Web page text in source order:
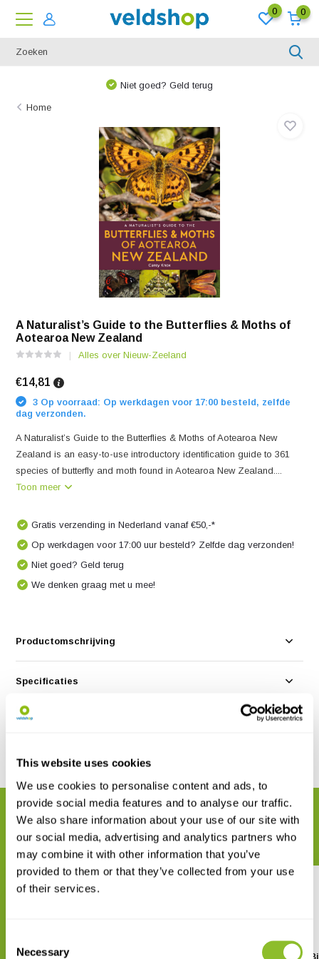
This website uses cookies
We use cookies to personalise content and ads, to
provide social media features and to analyse our traffic.
We also share information about your use of our site with
our social media, advertising and analytics partners who
may combine it with other information that you’ve
provided to them or that they’ve collected from your use
of their services.
Selection
Necessary
0 0
Niet goed? Geld terug
Home
A Naturalist’s Guide to the Butterflies & Moths of
Aotearoa New Zealand
Alles over Nieuw-Zeeland
€14,81
3 Op voorraad: Op werkdagen voor 17:00 besteld, zelfde
dag verzonden.
A Naturalist’s Guide to the Butterflies & Moths of Aotearoa New
Zealand is an easy-to-use introductory identification guide to 361
species of butterfly and moth found in Aotearoa New Zealand....
Toon meer
Gratis verzending in Nederland vanaf €50,-*
Op werkdagen voor 17:00 uur besteld? Zelfde dag verzonden!
Niet goed? Geld terug
We denken graag met u mee!
Productomschrijving
Specificaties
Reviews
Delen
GERELATEERDE PRODUCTEN
Maak uw bestelling compleet
A Naturalist's Guide to the
The Field Guide to the